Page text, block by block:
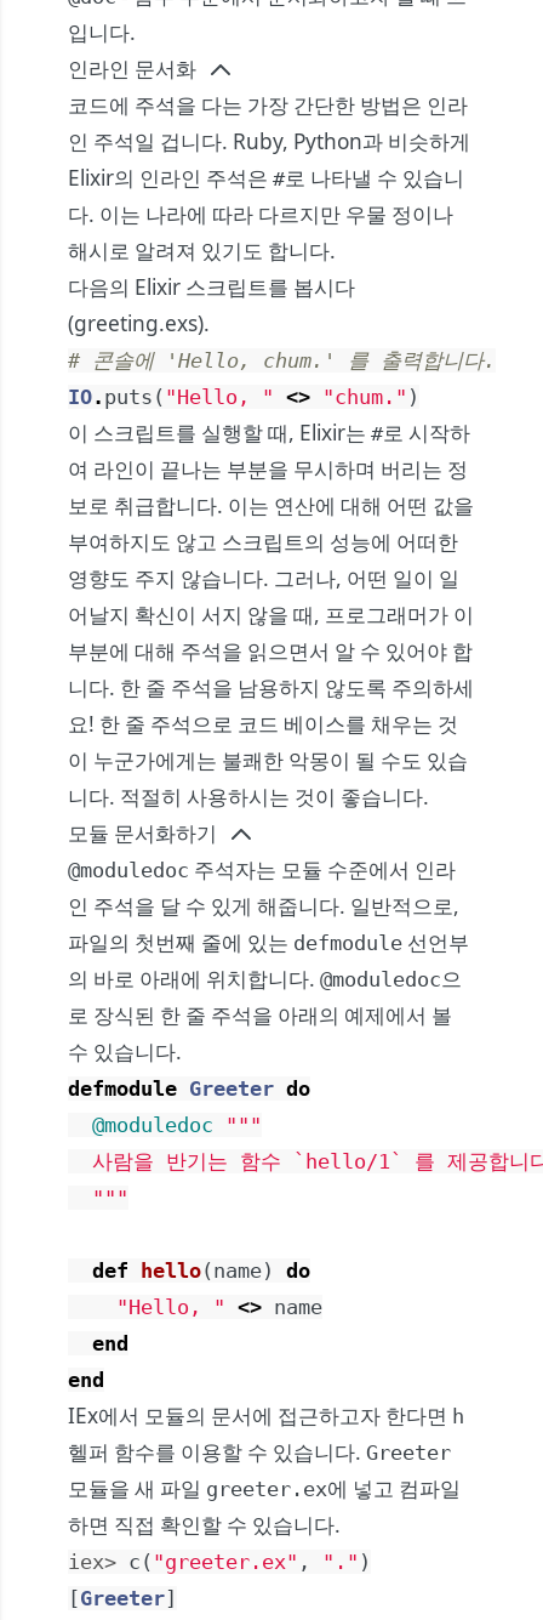
입니다.
인라인 문서화
코드에 주석을 다는 가장 간단한 방법은 인라
인 주석일 겁니다. Ruby, Python과 비슷하게
Elixir의 인라인 주석은 #로 나타낼 수 있습니
다. 이는 나라에 따라 다르지만 우물 정이나
해시로 알려져 있기도 합니다.
다음의 Elixir 스크립트를 봅시다
(greeting.exs).
# 콘솔에 'Hello, chum.' 를 출력합니다.
IO. puts ( "Hello, " <> "chum." )
이 스크립트를 실행할 때, Elixir는 #로 시작하
여 라인이 끝나는 부분을 무시하며 버리는 정
보로 취급합니다. 이는 연산에 대해 어떤 값을
부여하지도 않고 스크립트의 성능에 어떠한
영향도 주지 않습니다. 그러나, 어떤 일이 일
어날지 확신이 서지 않을 때, 프로그래머가 이
부분에 대해 주석을 읽으면서 알 수 있어야 합
니다. 한 줄 주석을 남용하지 않도록 주의하세
요! 한 줄 주석으로 코드 베이스를 채우는 것
이 누군가에게는 불쾌한 악몽이 될 수도 있습
니다. 적절히 사용하시는 것이 좋습니다.
모듈 문서화하기
@moduledoc 주석자는 모듈 수준에서 인라
인 주석을 달 수 있게 해줍니다. 일반적으로,
파일의 첫번째 줄에 있는 defmodule 선언부
의 바로 아래에 위치합니다. @moduledoc으
로 장식된 한 줄 주석을 아래의 예제에서 볼
수 있습니다.
defmodule Greeter do
@moduledoc
"""
사람을 반기는 함수 `hello/1` 를 제공합니
  """
def hello( name)
do
"Hello, " <> name
end
end
IEx에서 모듈의 문서에 접근하고자 한다면 h
헬퍼 함수를 이용할 수 있습니다. Greeter
모듈을 새 파일 greeter.ex에 넣고 컴파일
하면 직접 확인할 수 있습니다.
iex> c ( "greeter.ex" , "." )
[Greeter]